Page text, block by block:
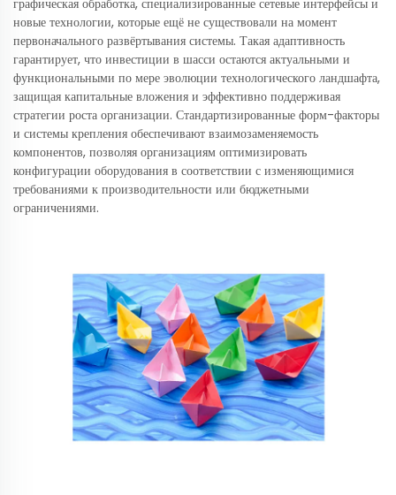
графическая обработка, специализированные сетевые интерфейсы и
новые технологии, которые ещё не существовали на момент
первоначального развёртывания системы. Такая адаптивность
гарантирует, что инвестиции в шасси остаются актуальными и
функциональными по мере эволюции технологического ландшафта,
защищая капитальные вложения и эффективно поддерживая
стратегии роста организации. Стандартизированные форм-факторы
и системы крепления обеспечивают взаимозаменяемость
компонентов, позволяя организациям оптимизировать
конфигурации оборудования в соответствии с изменяющимися
требованиями к производительности или бюджетными
ограничениями.